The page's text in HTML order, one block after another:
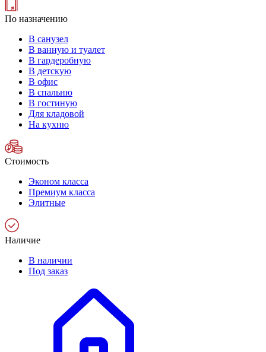
По назначению
В санузел
В ванную и туалет
В гардеробную
В детскую
В офис
В спальню
В гостиную
Для кладовой
На кухню
Стоимость
Эконом класса
Премиум класса
Элитные
Наличие
В наличии
Под заказ